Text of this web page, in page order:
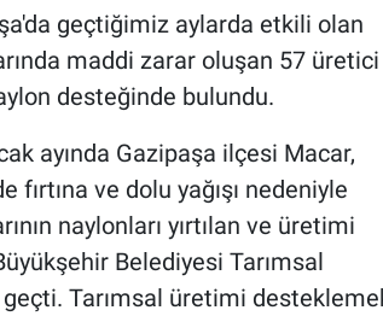
geçtiğimiz aylarda etkili olan
maddi zarar oluşan 57 üretici
desteğinde bulundu.
ayında Gazipaşa ilçesi Macar,
ve dolu yağışı nedeniyle
naylonları yırtılan ve üretimi
Belediyesi Tarımsal
Tarımsal üretimi